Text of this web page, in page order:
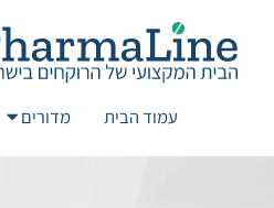
עמוד הבית מדורים